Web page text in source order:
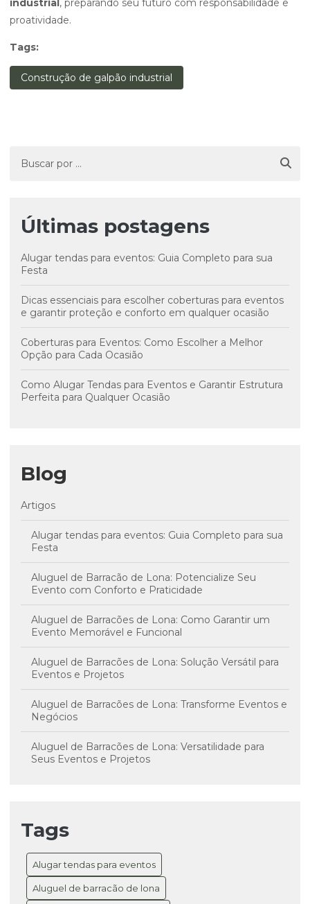
industrial, preparando seu futuro com responsabilidade e
proatividade.
Tags:
Construção de galpão industrial
Últimas postagens
Alugar tendas para eventos: Guia Completo para sua
Festa
Dicas essenciais para escolher coberturas para eventos
e garantir proteção e conforto em qualquer ocasião
Coberturas para Eventos: Como Escolher a Melhor
Opção para Cada Ocasião
Como Alugar Tendas para Eventos e Garantir Estrutura
Perfeita para Qualquer Ocasião
Blog
Artigos
Alugar tendas para eventos: Guia Completo para sua
Festa
Aluguel de Barracão de Lona: Potencialize Seu
Evento com Conforto e Praticidade
Aluguel de Barracões de Lona: Como Garantir um
Evento Memorável e Funcional
Aluguel de Barracões de Lona: Solução Versátil para
Eventos e Projetos
Aluguel de Barracões de Lona: Transforme Eventos e
Negócios
Aluguel de Barracões de Lona: Versatilidade para
Seus Eventos e Projetos
Aluguel de Coberturas de Lona: Transforme Seus
Eventos em Sucesso
Aluguel de Galpão com Cobertura de Lona: Guia
Completo para Negócios
Tags
Alugar tendas para eventos
Aluguel de barracão de lona